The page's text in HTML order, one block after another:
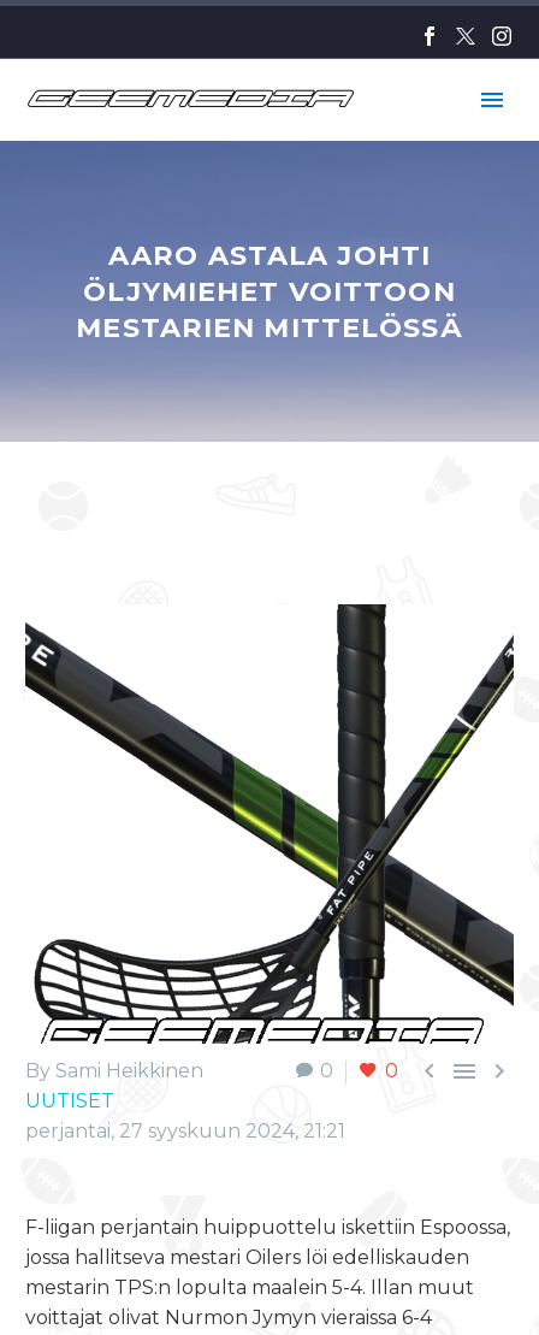
AARO ASTALA JOHTI
ÖLJYMIEHET VOITTOON
MESTARIEN MITTELÖSSÄ
0 0   
By Sami Heikkinen
UUTISET
perjantai, 27 syyskuun 2024, 21:21
F-liigan perjantain huippuottelu iskettiin Espoossa,
jossa hallitseva mestari Oilers löi edelliskauden
mestarin TPS:n lopulta maalein 5-4. Illan muut
voittajat olivat Nurmon Jymyn vieraissa 6-4